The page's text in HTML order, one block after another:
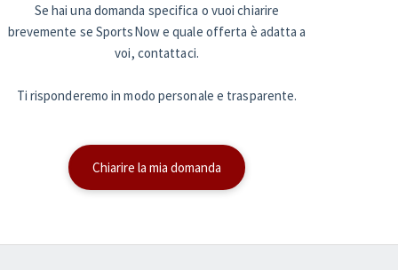
Se hai una domanda specifica o vuoi chiarire
brevemente se SportsNow e quale offerta è adatta a
voi, contattaci.
Ti risponderemo in modo personale e trasparente.
Chiarire la mia domanda